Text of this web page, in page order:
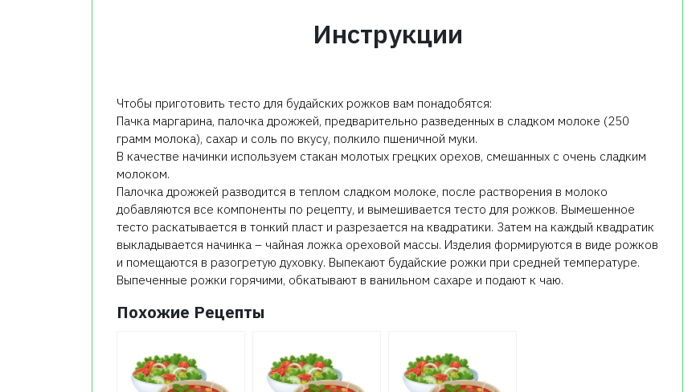
Инструкции
Чтобы приготовить тесто для будайских рожков вам понадобятся:
Пачка маргарина, палочка дрожжей, предварительно разведенных в сладком молоке (250
грамм молока), сахар и соль по вкусу, полкило пшеничной муки.
В качестве начинки используем стакан молотых грецких орехов, смешанных с очень сладким
молоком.
Палочка дрожжей разводится в теплом сладком молоке, после растворения в молоко
добавляются все компоненты по рецепту, и вымешивается тесто для рожков. Вымешенное
тесто раскатывается в тонкий пласт и разрезается на квадратики. Затем на каждый квадратик
выкладывается начинка – чайная ложка ореховой массы. Изделия формируются в виде рожков
и помещаются в разогретую духовку. Выпекают будайские рожки при средней температуре.
Выпеченные рожки горячими, обкатывают в ванильном сахаре и подают к чаю.
Похожие Рецепты